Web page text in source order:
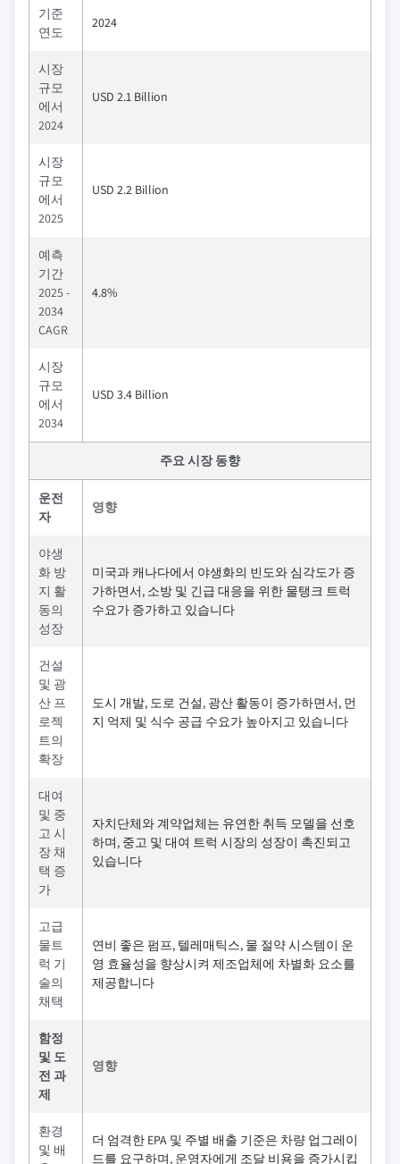
기준
연도
2024
시장
규모
에서
2024
USD 2.1 Billion
시장
규모
에서
2025
USD 2.2 Billion
예측
기간
2025 -
2034
CAGR
4.8%
시장
규모
에서
2034
USD 3.4 Billion
주요 시장 동향
운전
자
영향
야생
화 방
지 활
동의
성장
미국과 캐나다에서 야생화의 빈도와 심각도가 증
가하면서, 소방 및 긴급 대응을 위한 물탱크 트럭
수요가 증가하고 있습니다
건설
및 광
산 프
로젝
트의
확장
도시 개발, 도로 건설, 광산 활동이 증가하면서, 먼
지 억제 및 식수 공급 수요가 높아지고 있습니다
대여
및 중
고 시
장 채
택 증
가
자치단체와 계약업체는 유연한 취득 모델을 선호
하며, 중고 및 대여 트럭 시장의 성장이 촉진되고
있습니다
고급
물트
럭 기
술의
채택
연비 좋은 펌프, 텔레매틱스, 물 절약 시스템이 운
영 효율성을 향상시켜 제조업체에 차별화 요소를
제공합니다
함정
및 도
전 과
제
영향
환경
및 배
더 엄격한 EPA 및 주별 배출 기준은 차량 업그레이
드를 요구하며, 운영자에게 조달 비용을 증가시킵